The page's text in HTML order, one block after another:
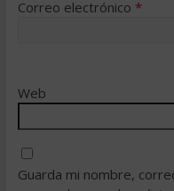
Correo electrónico *
Web
Guarda mi nombre,